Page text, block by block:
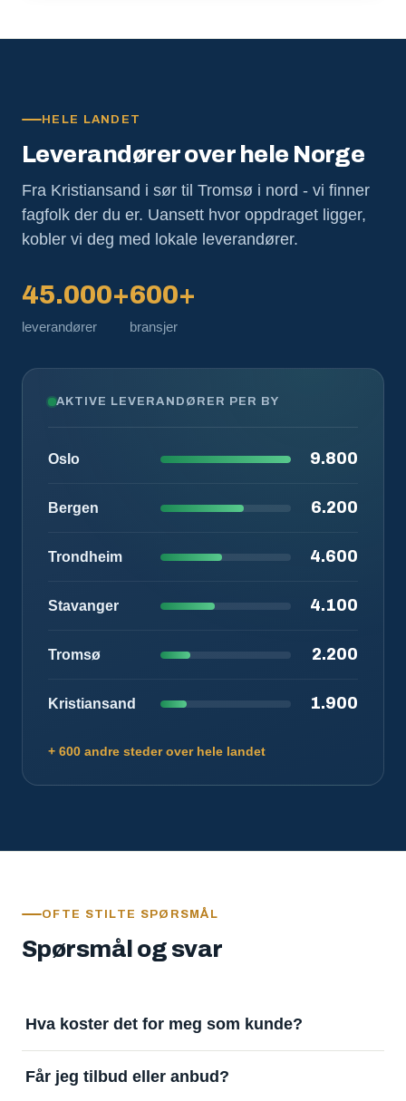
HELE LANDET
Leverandører over hele Norge
Fra Kristiansand i sør til Tromsø i nord - vi finner
fagfolk der du er. Uansett hvor oppdraget ligger,
kobler vi deg med lokale leverandører.
45.000+
leverandører
600+
bransjer
AKTIVE LEVERANDØRER PER BY
Oslo 9.800
Bergen 6.200
Trondheim 4.600
Stavanger 4.100
Tromsø 2.200
Kristiansand 1.900
+ 600 andre steder over hele landet
OFTE STILTE SPØRSMÅL
Spørsmål og svar
Hva koster det for meg som kunde?
å motta svar. Tjenesten finansieres av
Får jeg tilbud eller anbud?